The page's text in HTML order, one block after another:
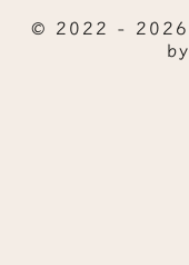
© 2022 -
by